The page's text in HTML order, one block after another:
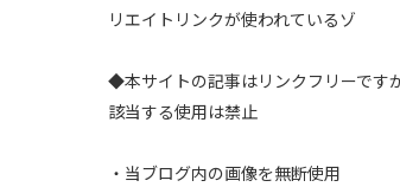
リエイトリンクが使われているゾ
◆本サイトの記事はリンクフリーです
該当する使用は禁止
・当ブログ内の画像を無断使用